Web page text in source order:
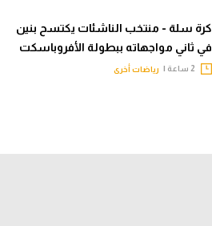
كرة سلة - منتخب الناشئات يكتسح بنين
في ثاني مواجهاته ببطولة الأفروباسكت
رياضات أخرى